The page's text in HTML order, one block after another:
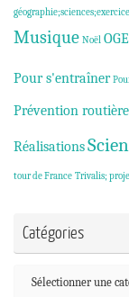
Musique Noël
Pour s'entraîner
Prévention routière
Réalisations
tour de France Trivalis;
Catégories
Catégories